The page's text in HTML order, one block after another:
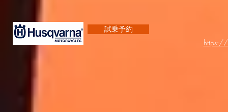
試乗予約
https://